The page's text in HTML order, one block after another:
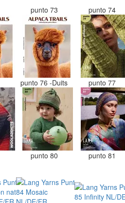
punto 73 punto 74
punto 76 -Duits punto 77
punto 80 punto 81